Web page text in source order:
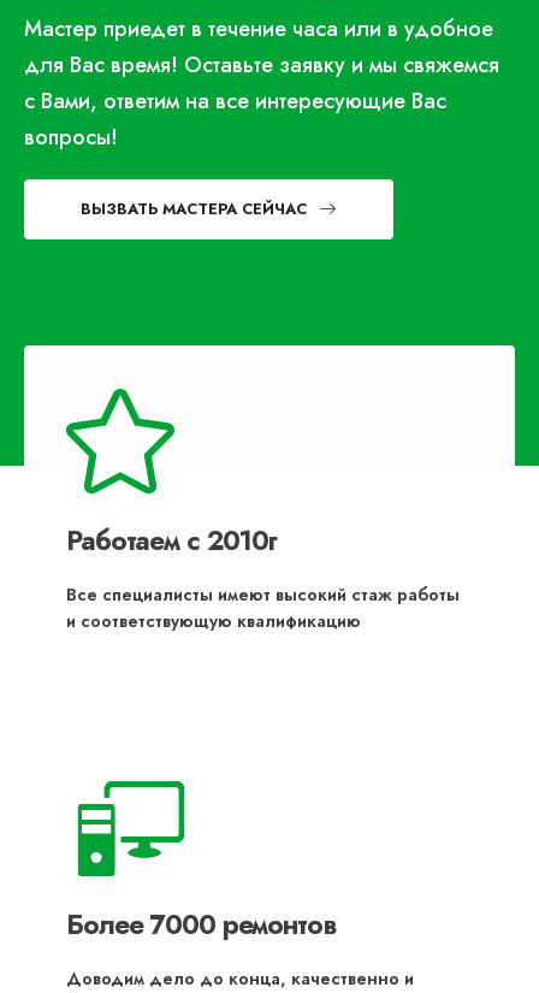
Мастер приедет в течение часа или в удобное
для Вас время! Оставьте заявку и мы свяжемся
с Вами, ответим на все интересующие Вас
вопросы!
ВЫЗВАТЬ МАСТЕРА СЕЙЧАС
Работаем с 2010г
Все специалисты имеют высокий стаж работы
и соответствующую квалификацию
Более 7000 ремонтов
Доводим дело до конца, качественно и